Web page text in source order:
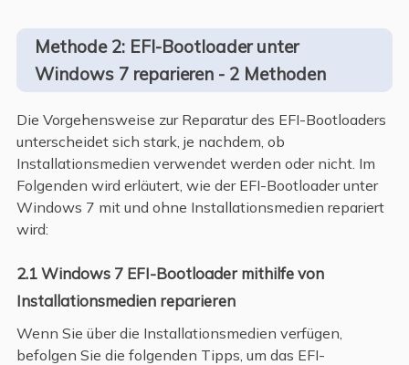
Methode 2: EFI-Bootloader unter
Windows 7 reparieren - 2 Methoden
Die Vorgehensweise zur Reparatur des EFI-Bootloaders
unterscheidet sich stark, je nachdem, ob
Installationsmedien verwendet werden oder nicht. Im
Folgenden wird erläutert, wie der EFI-Bootloader unter
Windows 7 mit und ohne Installationsmedien repariert
wird:
2.1 Windows 7 EFI-Bootloader mithilfe von
Installationsmedien reparieren
Wenn Sie über die Installationsmedien verfügen,
befolgen Sie die folgenden Tipps, um das EFI-